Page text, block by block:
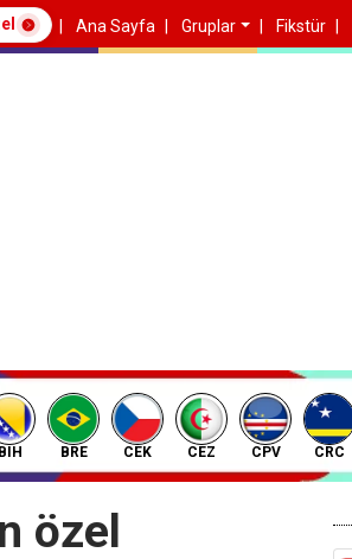
Ana Sayfa Gruplar Fikstür
BIH BRE CEK CEZ CPV CRC
özel